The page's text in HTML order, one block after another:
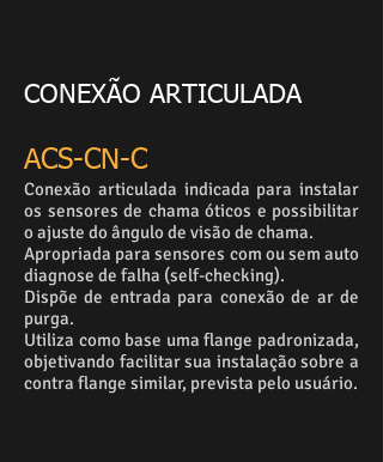
CONEXÃO ARTICULADA
ACS-CN-C
Conexão articulada indicada para instalar
os sensores de chama óticos e possibilitar
o ajuste do ângulo de visão de chama.
Apropriada para sensores com ou sem auto
diagnose de falha (self-checking).
Dispõe de entrada para conexão de ar de
purga.
Utiliza como base uma flange padronizada,
objetivando facilitar sua instalação sobre a
contra flange similar, prevista pelo usuário.